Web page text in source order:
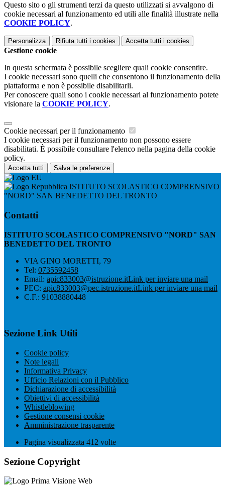
Questo sito o gli strumenti terzi da questo utilizzati si avvalgono di
cookie necessari al funzionamento ed utili alle finalità illustrate nella
COOKIE POLICY.
Personalizza Rifiuta tutti i cookies Accetta tutti i cookies
Gestione cookie
In questa schermata è possibile scegliere quali cookie consentire.
I cookie necessari sono quelli che consentono il funzionamento della
piattaforma e non è possibile disabilitarli.
Per conoscere quali sono i cookie necessari al funzionamento potete
visionare la COOKIE POLICY.
Cookie necessari per il funzionamento
I cookie necessari per il funzionamento non possono essere
disabilitati. È possibile consultare l'elenco nella pagina della cookie
policy.
Accetta tutti Salva le preferenze
ISTITUTO SCOLASTICO COMPRENSIVO
"NORD" SAN BENEDETTO DEL TRONTO
Contatti
ISTITUTO SCOLASTICO COMPRENSIVO "NORD" SAN
BENEDETTO DEL TRONTO
VIA GINO MORETTI, 79
Tel: 0735592458
Email: apic833003@istruzione.itLink per inviare una mail
PEC: apic833003@pec.istruzione.itLink per inviare una mail
C.F.: 91038880448
Sezione Link Utili
Cookie policy
Note legali
Informativa Privacy
Ufficio Relazioni con il Pubblico
Dichiarazione di accessibilità
Obiettivi di accessibilità
Whistleblowing
Gestione consensi cookie
Amministrazione trasparente
Pagina visualizzata 412 volte
Sezione Copyright